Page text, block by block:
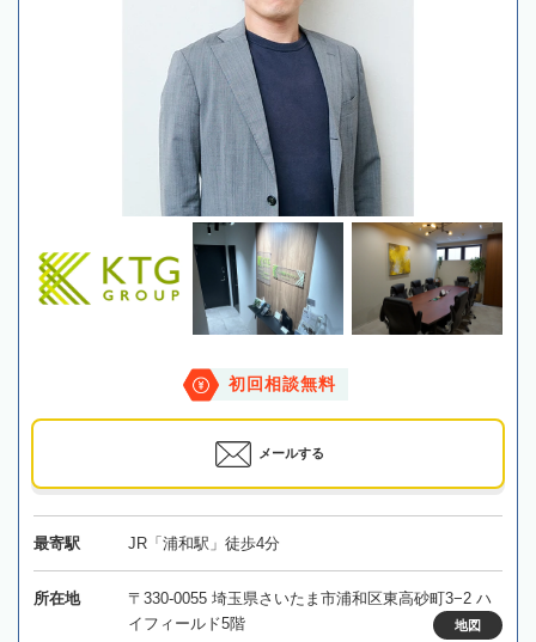
初回相談無料
メールする
最寄駅 JR「浦和駅」徒歩4分
所在地
〒330-0055 埼玉県さいたま市浦和区東高砂町3−2 ハ
イフィールド5階
地図